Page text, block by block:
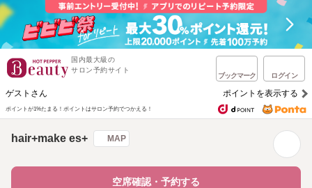
国内最大級の
サロン予約サイト
ブックマーク ログイン
ゲストさん ポイントを表示する
ポイントが1%たまる！ ポイントはサロン予約でつかえる！
hair+make es+ MAP
空席確認・予約する